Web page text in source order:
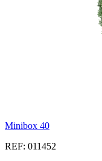
Minibox 40
REF: 011452